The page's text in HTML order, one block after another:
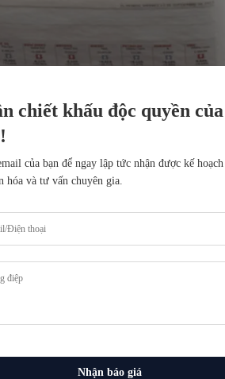
chiết khấu độc quyền của
của bạn để ngay lập tức nhận được kế
hóa và tư vấn chuyên gia.
Nhận báo giá